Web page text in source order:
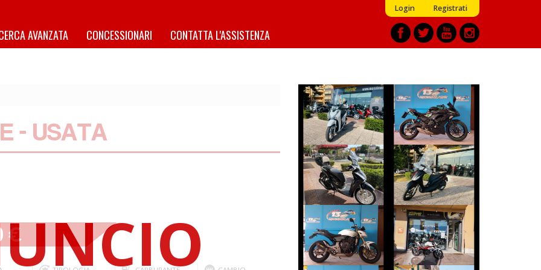
Login Registrati
AVANZATA CONCESSIONARI CONTATTA L'ASSISTENZA
- USATA
€
HONDA SH
€ 2.490 €
KAWASAKI
NINJA-650
€ 5.790 €
HONDA SH
€ 2.150 €
PIAGGIO MEDLEY
€ 2.990 €
HONDA HORNET
€ 3.490 €
BENELLI BN
€ 2.550 €